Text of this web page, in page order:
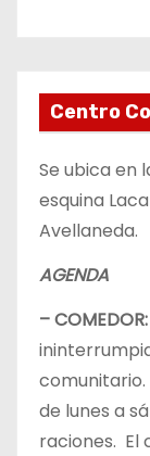
Centro
Se ubica en
esquina
Avellaneda.
AGENDA
– COMEDOR:
de lunes a
raciones. El